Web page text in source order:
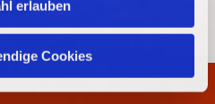
erlauben
Cookies